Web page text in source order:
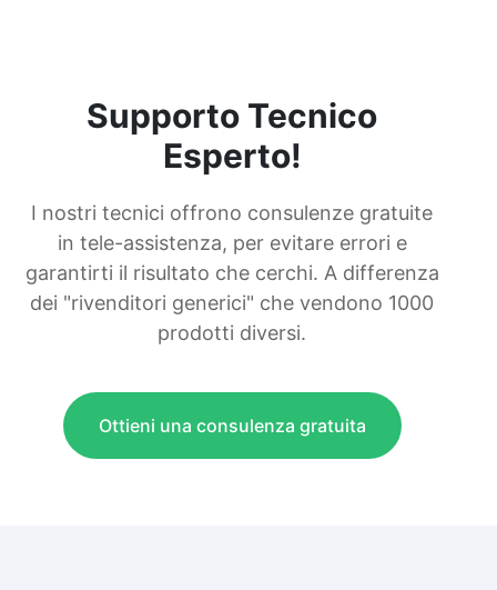
Supporto Tecnico
Esperto!
I nostri tecnici offrono consulenze gratuite
in tele-assistenza, per evitare errori e
garantirti il risultato che cerchi. A differenza
dei "rivenditori generici" che vendono 1000
prodotti diversi.
Ottieni una consulenza gratuita